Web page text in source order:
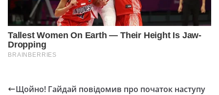
Щойно! Гайдай повідомив про початок наступу